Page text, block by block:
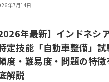
年7月14日
2026年最新】インドネシ
定技能「自動車整備」試
度・難易度・問題の特徴
解説